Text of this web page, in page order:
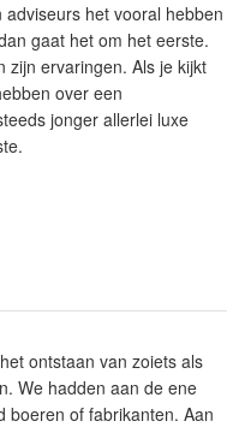
het vooral hebben
gaat het om het eerste.
zijn ervaringen. Als je kijkt
over een
jonger allerlei luxe
ontstaan van zoiets als
We hadden aan de ene
boeren of fabrikanten. Aan